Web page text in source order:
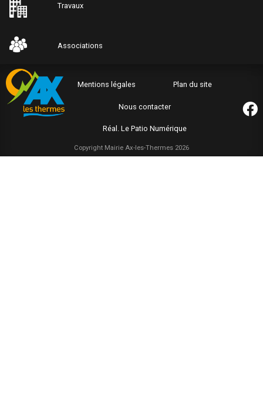
Travaux
Associations
Mentions légales Plan du site
Nous contacter
Réal. Le Patio Numérique
Copyright Mairie Ax-les-Thermes 2026